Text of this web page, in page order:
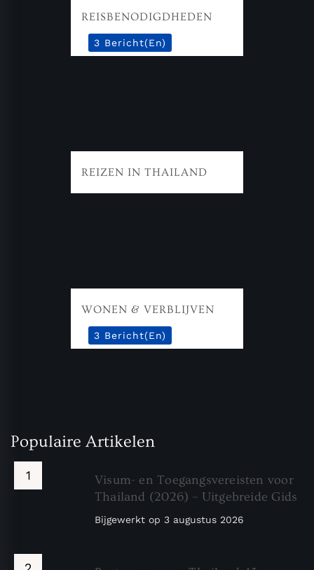
REISBENODIGDHEDEN
3 Bericht(en)
REIZEN IN THAILAND
WONEN & VERBLIJVEN
3 Bericht(en)
Populaire Artikelen
Visum- en Toegangsvereisten voor
Thailand (2026) – Uitgebreide Gids
Bijgewerkt op 3 augustus 2026